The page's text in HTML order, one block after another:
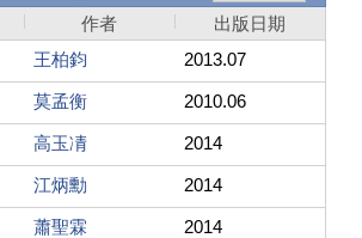
作者
出版日期
王柏鈞 2013.07
莫孟衡 2010.06
高玉凊 2014
江炳勳 2014
蕭聖霖 2014